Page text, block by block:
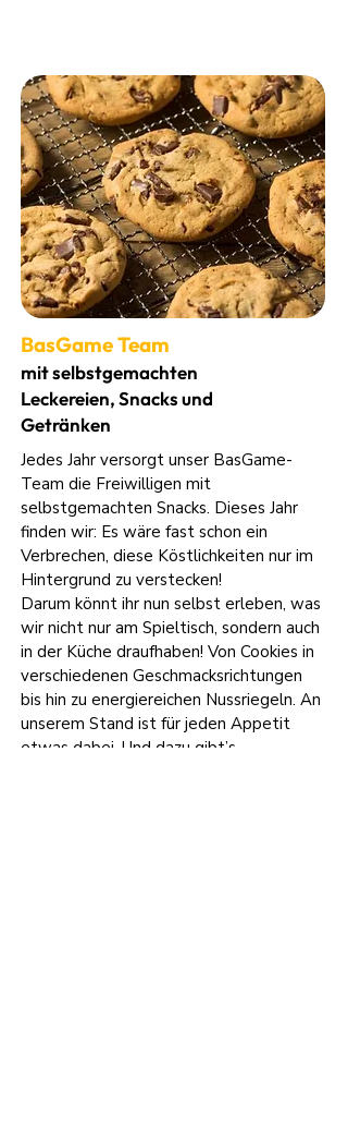
BasGame Team
mit selbstgemachten
Leckereien, Snacks und
Getränken
Jedes Jahr versorgt unser BasGame-
Team die Freiwilligen mit
selbstgemachten Snacks. Dieses Jahr
finden wir: Es wäre fast schon ein
Verbrechen, diese Köstlichkeiten nur im
Hintergrund zu verstecken!
Darum könnt ihr nun selbst erleben, was
wir nicht nur am Spieltisch, sondern auch
in der Küche draufhaben! Von Cookies in
verschiedenen Geschmacksrichtungen
bis hin zu energiereichen Nussriegeln. An
unserem Stand ist für jeden Appetit
etwas dabei. Und dazu gibt’s